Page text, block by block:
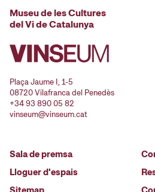
Museu de les Cultures
del Vi de Catalunya
Plaça Jaume I, 1-5
08720 Vilafranca del Penedès
+34 93 890 05 82
vinseum@vinseum.cat
Sala de premsa
Lloguer d'espais